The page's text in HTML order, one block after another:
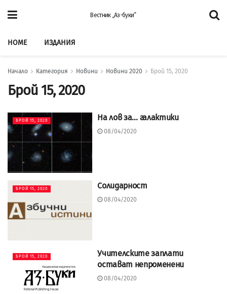
Вестник „Аз-буки”
HOME ИЗДАНИЯ
Начало Категория Новини Новини 2020 Брой 15, 2020
Брой 15, 2020
БРОЙ 15, 2020 На лов за… галактики
08/04/2020
БРОЙ 15, 2020 Солидарност
08/04/2020
БРОЙ 15, 2020
Учителските заплати
остават непроменени
08/04/2020